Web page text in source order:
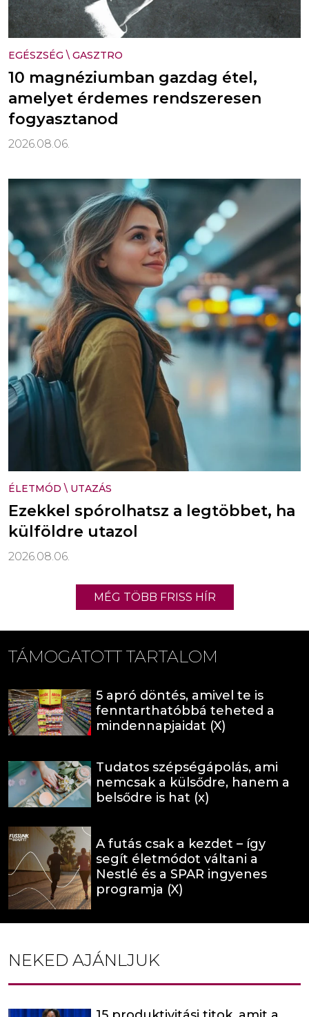
EGÉSZSÉG \ GASZTRO
10 magnéziumban gazdag étel,
amelyet érdemes rendszeresen
fogyasztanod
2026.08.06.
ÉLETMÓD \ UTAZÁS
Ezekkel spórolhatsz a legtöbbet, ha
külföldre utazol
2026.08.06.
MÉG TÖBB FRISS HÍR
TÁMOGATOTT TARTALOM
5 apró döntés, amivel te is
fenntarthatóbbá teheted a
mindennapjaidat (X)
Tudatos szépségápolás, ami
nemcsak a külsődre, hanem a
belsődre is hat (x)
A futás csak a kezdet – így
segít életmódot váltani a
Nestlé és a SPAR ingyenes
programja (X)
NEKED AJÁNLJUK